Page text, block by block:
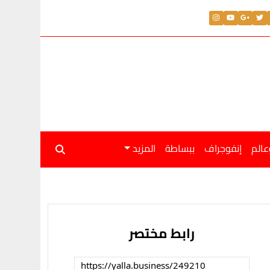
إنفوجراف ببساطة المزيد
رابط مختصر